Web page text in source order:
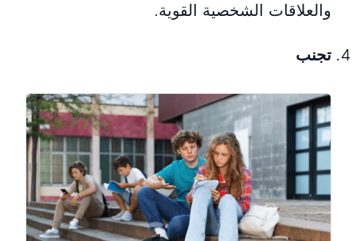
والعلاقات الشخصية القوية.
تجنب